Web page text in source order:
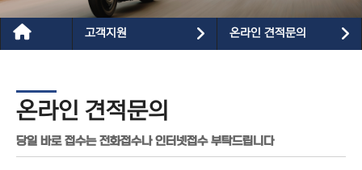
고객지원 온라인 견적문의
온라인 견적문의
당일 바로 접수는 전화접수나 인터넷접수 부탁드립니다